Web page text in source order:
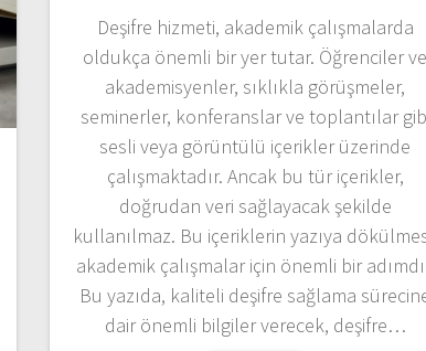
Deşifre hizmeti, akademik çalışmalarda
oldukça önemli bir yer tutar. Öğrenciler ve
akademisyenler, sıklıkla görüşmeler,
seminerler, konferanslar ve toplantılar
sesli veya görüntülü içerikler üzerinde
çalışmaktadır. Ancak bu tür içerikler,
doğrudan veri sağlayacak şekilde
kullanılmaz. Bu içeriklerin yazıya
akademik çalışmalar için önemli bir
Bu yazıda, kaliteli deşifre sağlama
dair önemli bilgiler verecek, deşifre…